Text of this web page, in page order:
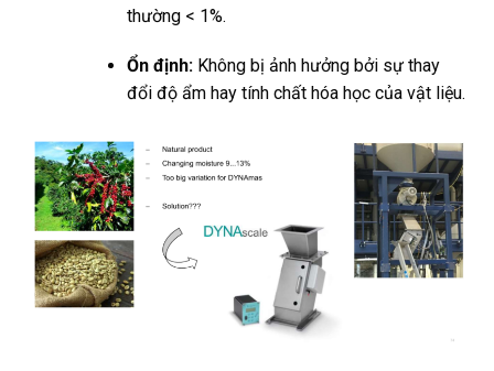
thường < 1%.
Ổn định:Không bị ảnh hưởng bởi sự thay
đổi độ ẩm hay tính chất hóa học của vật liệu.